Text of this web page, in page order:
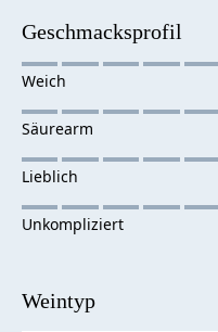
Geschmacksprofil
Weintyp